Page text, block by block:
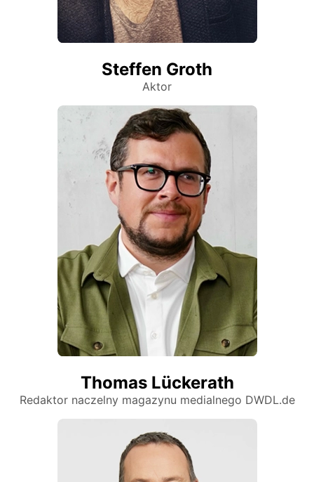
Steffen Groth
Aktor
Thomas Lückerath
Redaktor naczelny magazynu medialnego DWDL.de